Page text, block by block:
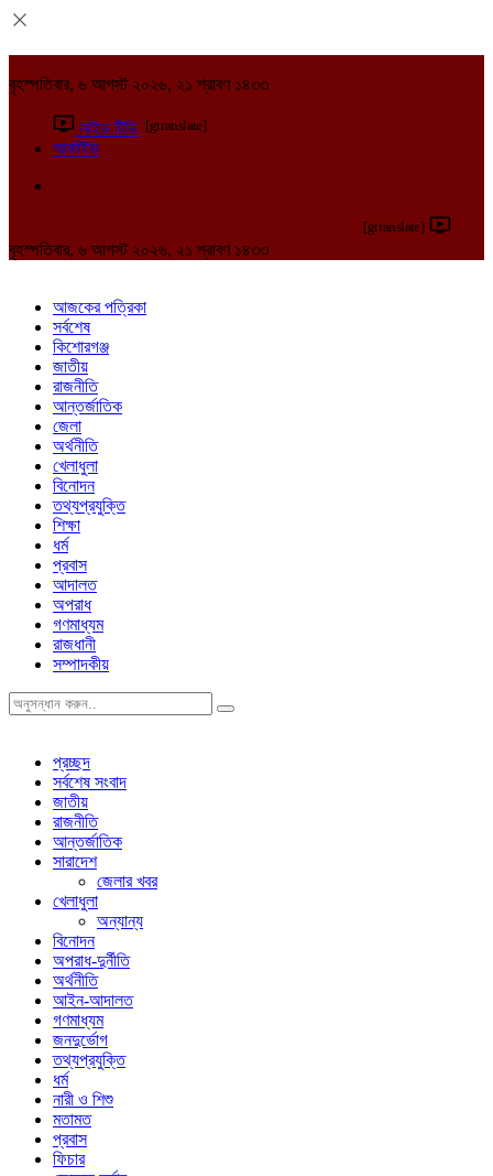
বৃহস্পতিবার, ৬ আগস্ট ২০২৬, ২১ শ্রাবণ ১৪৩৩
লাইভ টিভি [gtranslate]
আর্কাইভ
[gtranslate]
বৃহস্পতিবার, ৬ আগস্ট ২০২৬, ২১ শ্রাবণ ১৪৩৩
আজকের পত্রিকা
সর্বশেষ
কিশোরগঞ্জ
জাতীয়
রাজনীতি
আন্তর্জাতিক
জেলা
অর্থনীতি
খেলাধুলা
বিনোদন
তথ্যপ্রযুক্তি
শিক্ষা
ধর্ম
প্রবাস
আদালত
অপরাধ
গণমাধ্যম
রাজধানী
সম্পাদকীয়
প্রচ্ছদ
সর্বশেষ সংবাদ
জাতীয়
রাজনীতি
আন্তর্জাতিক
সারাদেশ
জেলার খবর
খেলাধুলা
অন্যান্য
বিনোদন
অপরাধ-দুর্নীতি
অর্থনীতি
আইন-আদালত
গণমাধ্যম
জনদুর্ভোগ
তথ্যপ্রযুক্তি
ধর্ম
নারী ও শিশু
মতামত
প্রবাস
ফিচার